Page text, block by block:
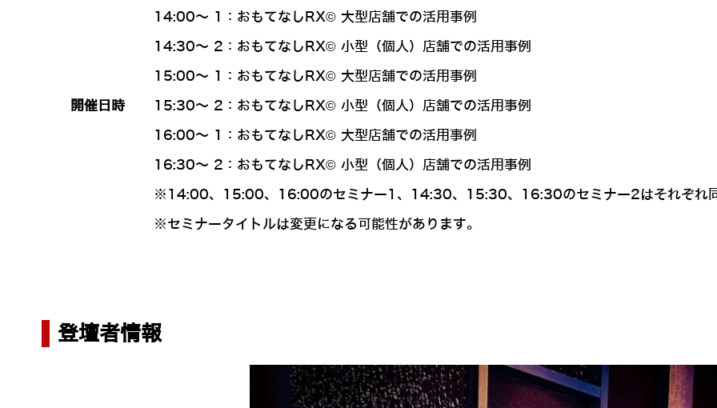
開催日時
14:00～ 1：おもてなしRX© 大型店舗での活用事例
14:30～ 2：おもてなしRX© 小型（個人）店舗での活用事例
15:00～ 1：おもてなしRX© 大型店舗での活用事例
15:30～ 2：おもてなしRX© 小型（個人）店舗での活用事例
16:00～ 1：おもてなしRX© 大型店舗での活用事例
16:30～ 2：おもてなしRX© 小型（個人）店舗での活用事例
※14:00、15:00、16:00のセミナー1、14:30、15:30、16:30のセミナー2はそれぞれ同
※セミナータイトルは変更になる可能性があります。
登壇者情報